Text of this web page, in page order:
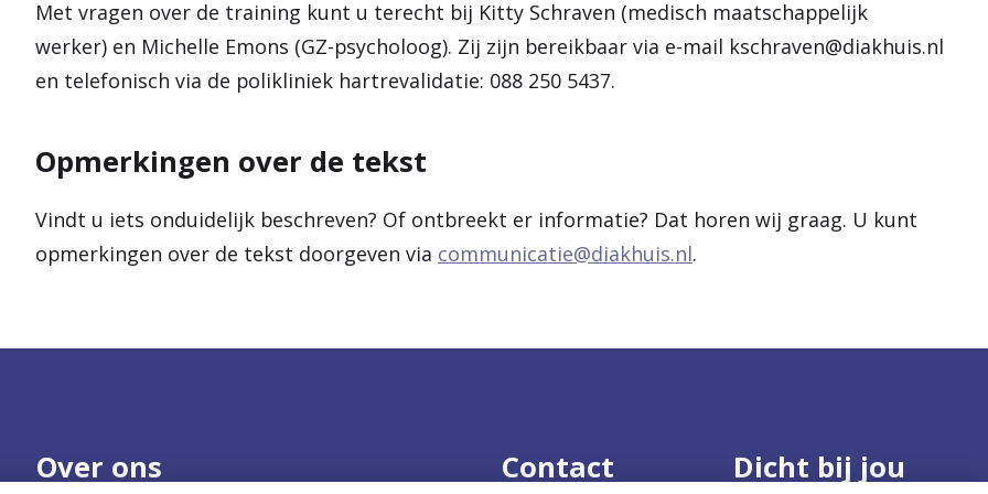
Met vragen over de training kunt u terecht bij Kitty Schraven (medisch maatschappelijk
werker) en Michelle Emons (GZ-psycholoog). Zij zijn bereikbaar via e-mail kschraven@diakhuis.nl
en telefonisch via de polikliniek hartrevalidatie: 088 250 5437.
Opmerkingen over de tekst
Vindt u iets onduidelijk beschreven? Of ontbreekt er informatie? Dat horen wij graag. U kunt
opmerkingen over de tekst doorgeven via communicatie@diakhuis.nl.
Over ons Contact Dicht bij jou